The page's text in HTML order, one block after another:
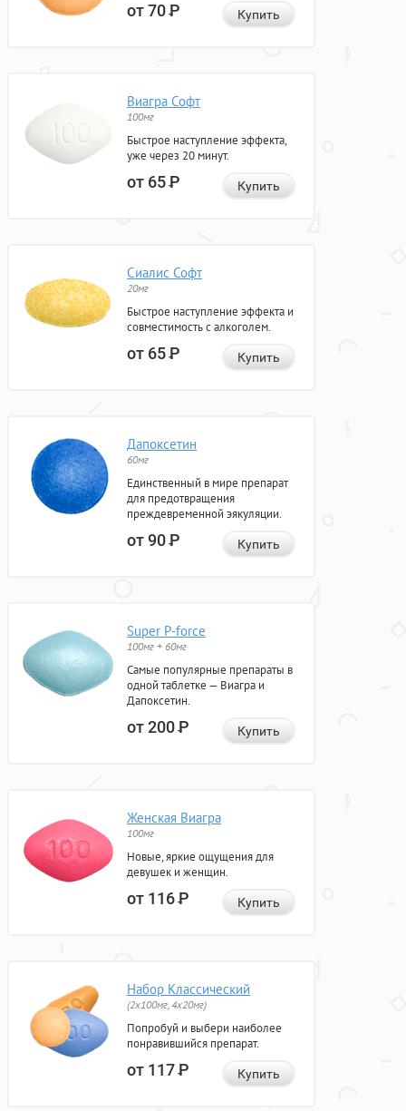
от 70Р Купить
Виагра Софт
100мг
Быстрое наступление эффекта,
уже через 20 минут.
от 65Р Купить
Сиалис Софт
20мг
Быстрое наступление эффекта и
совместимость с алкоголем.
от 65Р Купить
Дапоксетин
60мг
Единственный в мире препарат
для предотвращения
преждевременной эякуляции.
от 90Р Купить
Super P-force
100мг + 60мг
Самые популярные препараты в
одной таблетке — Виагра и
Дапоксетин.
от 200Р Купить
Женская Виагра
100мг
Новые, яркие ощущения для
девушек и женщин.
от 116Р Купить
Набор Классический
(2x100мг, 4x20мг)
Попробуй и выбери наиболее
понравившийся препарат.
от 117Р Купить